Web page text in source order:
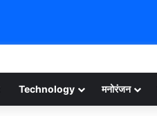
Technology मनोरंजन